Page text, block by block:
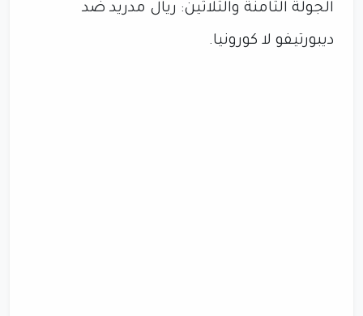
الجولة الثامنة والثلاثين: ريال مدريد ضد
ديبورتيفو لا كورونيا.